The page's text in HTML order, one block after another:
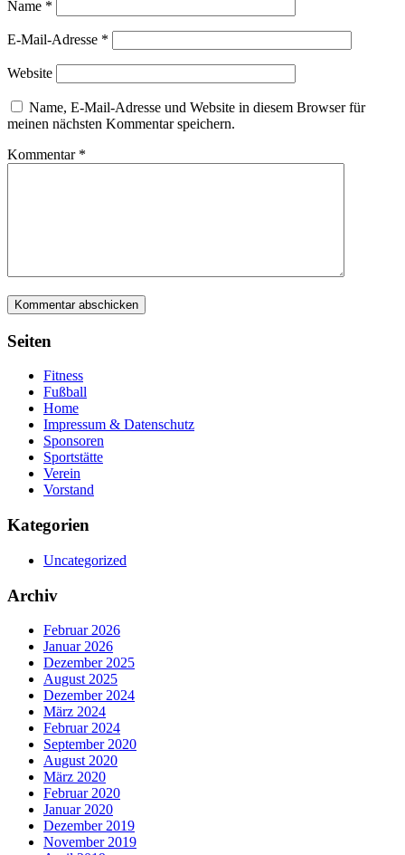
Name *
E-Mail-Adresse *
Website
Name, E-Mail-Adresse und Website in diesem Browser für
meinen nächsten Kommentar speichern.
Kommentar *
Seiten
Fitness
Fußball
Home
Impressum & Datenschutz
Sponsoren
Sportstätte
Verein
Vorstand
Kategorien
Uncategorized
Archiv
Februar 2026
Januar 2026
Dezember 2025
August 2025
Dezember 2024
März 2024
Februar 2024
September 2020
August 2020
März 2020
Februar 2020
Januar 2020
Dezember 2019
November 2019